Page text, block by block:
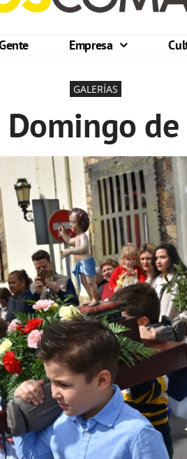
Empresa
GALERÍAS